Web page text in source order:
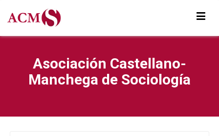
Asociación Castellano-
Manchega de Sociología